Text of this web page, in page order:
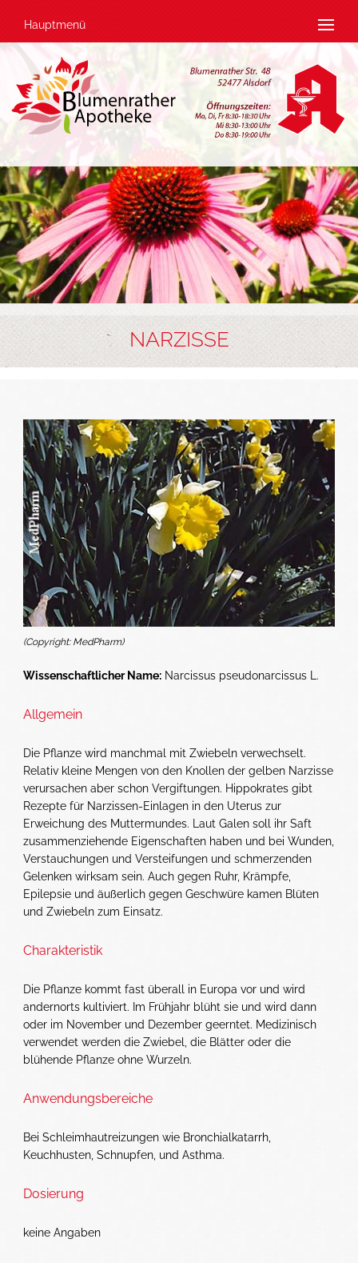
Hauptmenü
NARZISSE
(Copyright: MedPharm)
Wissenschaftlicher Name: Narcissus pseudonarcissus L.
Allgemein
Die Pflanze wird manchmal mit Zwiebeln verwechselt.
Relativ kleine Mengen von den Knollen der gelben Narzisse
verursachen aber schon Vergiftungen. Hippokrates gibt
Rezepte für Narzissen-Einlagen in den Uterus zur
Erweichung des Muttermundes. Laut Galen soll ihr Saft
zusammenziehende Eigenschaften haben und bei Wunden,
Verstauchungen und Versteifungen und schmerzenden
Gelenken wirksam sein. Auch gegen Ruhr, Krämpfe,
Epilepsie und äußerlich gegen Geschwüre kamen Blüten
und Zwiebeln zum Einsatz.
Charakteristik
Die Pflanze kommt fast überall in Europa vor und wird
andernorts kultiviert. Im Frühjahr blüht sie und wird dann
oder im November und Dezember geerntet. Medizinisch
verwendet werden die Zwiebel, die Blätter oder die
blühende Pflanze ohne Wurzeln.
Anwendungsbereiche
Bei Schleimhautreizungen wie Bronchialkatarrh,
Keuchhusten, Schnupfen, und Asthma.
Dosierung
keine Angaben